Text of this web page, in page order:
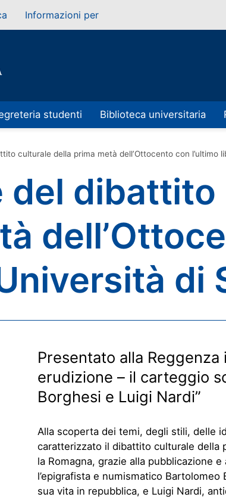
Informazioni per
studenti Biblioteca universitaria
culturale della prima metà dell’Ottocento con l’ultimo
del
di
Presentato alla Reggenza
erudizione – il carteggio
Borghesi e Luigi Nardi”
Alla scoperta dei temi, degli stili, delle
caratterizzato il dibattito culturale della
la Romagna, grazie alla pubblicazione
l’epigrafista e numismatico
sua vita in repubblica, e Luigi Nardi,